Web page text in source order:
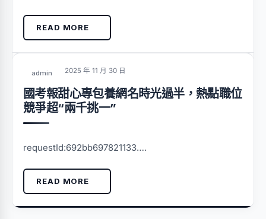
READ MORE
admin 2025 年 11 月 30 日
國考報甜心專包養網名時光過半，熱點職位
競爭超“兩千挑一”
requestId:692bb697821133….
READ MORE